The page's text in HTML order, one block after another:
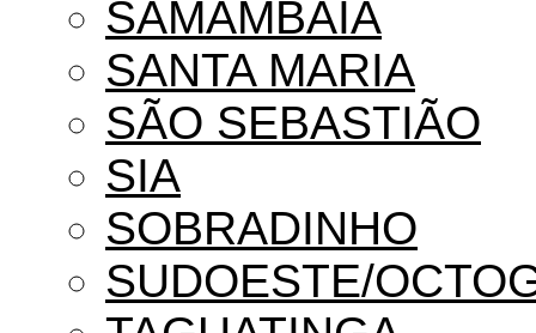
SAMAMBAIA
SANTA MARIA
SÃO SEBASTIÃO
SIA
SOBRADINHO
SUDOESTE/